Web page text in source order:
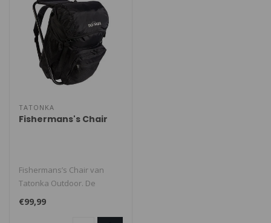
TATONKA
Fishermans's Chair
Fishermans’s Chair van
Tatonka Outdoor. De
Fishermans’s Chair heeft
grote ca..
€99,99